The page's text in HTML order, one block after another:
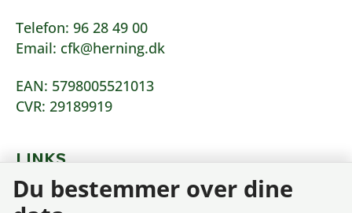
Telefon: 96 28 49 00
Email: cfk@herning.dk
EAN: 5798005521013
CVR: 29189919
LINKS
Tilgængelighedserklæring
Du bestemmer over dine